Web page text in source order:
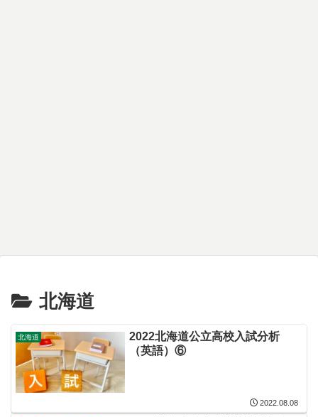
北海道
北海道
2022北海道公立高校入試分析
（英語）⑥
2022.08.08